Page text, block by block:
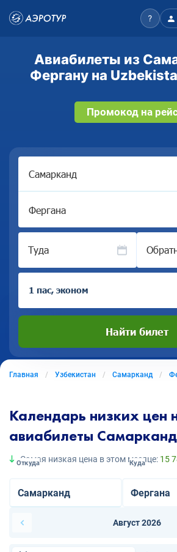
Авиабилеты из
Фергану на
Промокод на
Туда
1 пас, эконом
Найти билет
Главная Узбекистан Самарканд
Календарь низких цен
авиабилеты
Самая низкая цена в этом месяце: 15
Откуда Куда
Август 2026